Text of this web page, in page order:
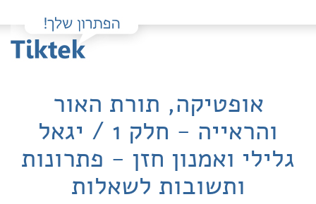
אופטיקה, תורת האור
והראייה - חלק 1 / יגאל
גלילי ואמנון חזן - פתרונות
ותשובות לשאלות